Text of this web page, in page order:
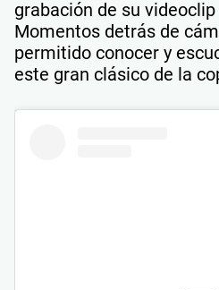
grabación de su videoclip
Momentos detrás de
permitido conocer y
este gran clásico de la